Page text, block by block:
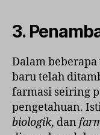
3.
Dalam
baru telah
farmasi seiring
pengetahuan.
biologik, dan